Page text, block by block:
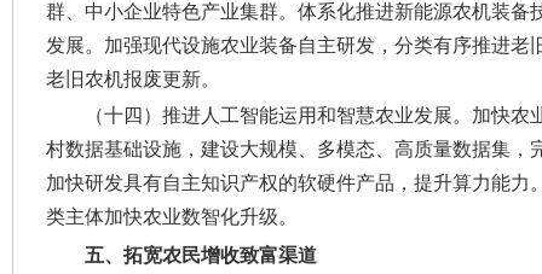
群、中小企业特色产业集群。体系化推进新能源农机装
发展。加强现代设施农业装备自主研发，分类有序推进老
老旧农机报废更新。
（十四）推进人工智能运用和智慧农业发展。 加快农
村数据基础设施，建设大规模、多模态、高质量数据集
加快研发具有自主知识产权的软硬件产品，提升算力能
类主体加快农业数智化升级。
五、拓宽农民增收致富渠道